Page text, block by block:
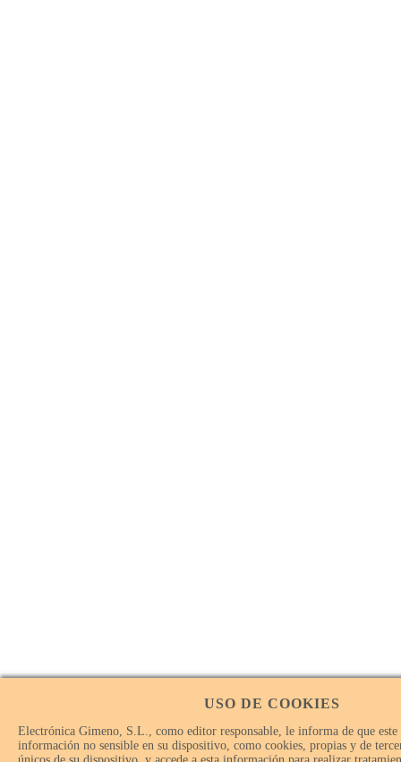
USO DE COOKIES
Electrónica Gimeno, S.L., como editor responsable, le informa de que este
información no sensible en su dispositivo, como cookies, propias y de